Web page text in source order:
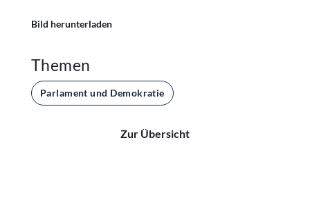
Bild herunterladen
Themen
Parlament und Demokratie
Zur Übersicht